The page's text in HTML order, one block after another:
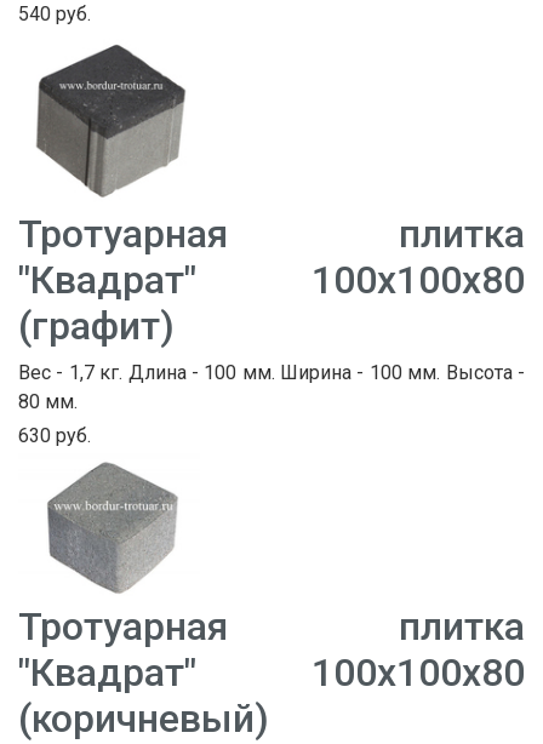
540 руб.
Тротуарная плитка
"Квадрат" 100х100х80
(графит)
Вес - 1,7 кг. Длина - 100 мм. Ширина - 100 мм. Высота -
80 мм.
630 руб.
Тротуарная плитка
"Квадрат" 100х100х80
(коричневый)